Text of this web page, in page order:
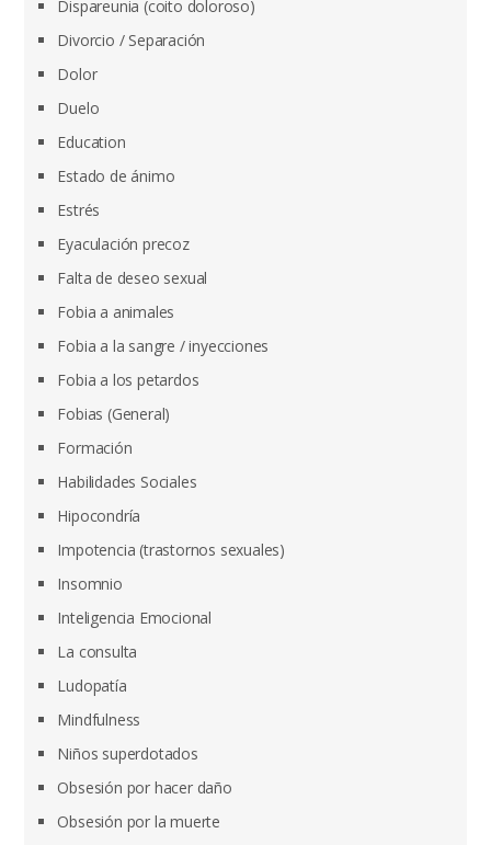
Dispareunia (coito doloroso)
Divorcio / Separación
Dolor
Duelo
Education
Estado de ánimo
Estrés
Eyaculación precoz
Falta de deseo sexual
Fobia a animales
Fobia a la sangre / inyecciones
Fobia a los petardos
Fobias (General)
Formación
Habilidades Sociales
Hipocondría
Impotencia (trastornos sexuales)
Insomnio
Inteligencia Emocional
La consulta
Ludopatía
Mindfulness
Niños superdotados
Obsesión por hacer daño
Obsesión por la muerte